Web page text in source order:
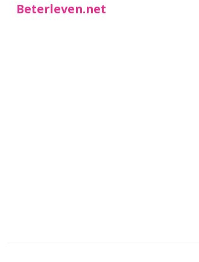
Beterleven.net